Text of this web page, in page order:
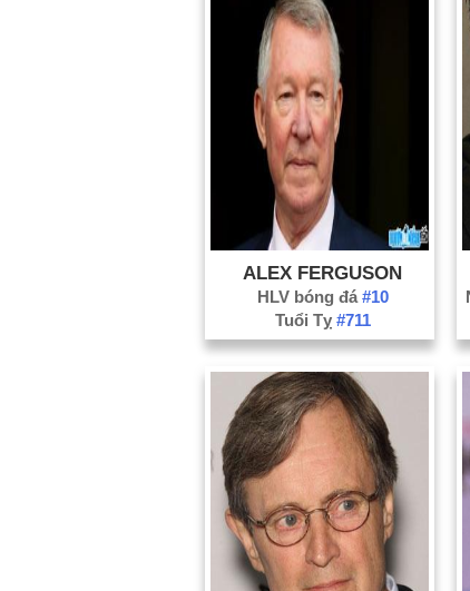
ALEX FERGUSON
HLV bóng đá #10
Tuổi Tỵ #711